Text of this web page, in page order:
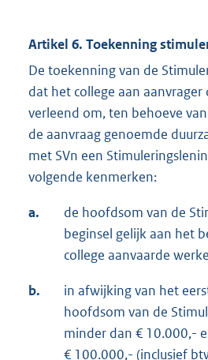
Artikel 6. Toekenning
De toekenning van de
dat het college aan
verleend om, ten behoeve
de aanvraag genoemde
met SVn een
volgende kenmerken:
a.
de hoofdsom van de
beginsel gelijk aan het
college aanvaarde
b.
in afwijking van het
hoofdsom van de
minder dan € 10.000,-
€ 100.000,- (inclusief